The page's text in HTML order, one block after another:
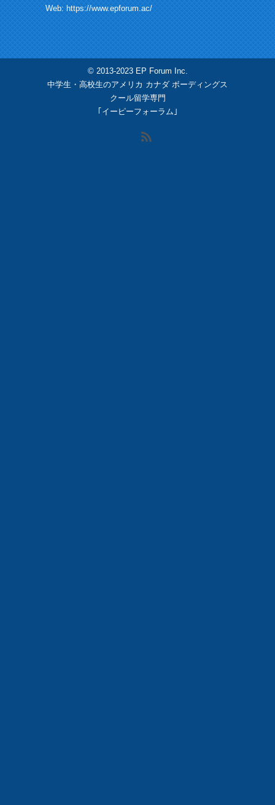
Web: https://www.epforum.ac/
© 2013-2023 EP Forum Inc.
中学生・高校生のアメリカ カナダ ボーディングス
クール留学専門
｢イーピーフォーラム｣